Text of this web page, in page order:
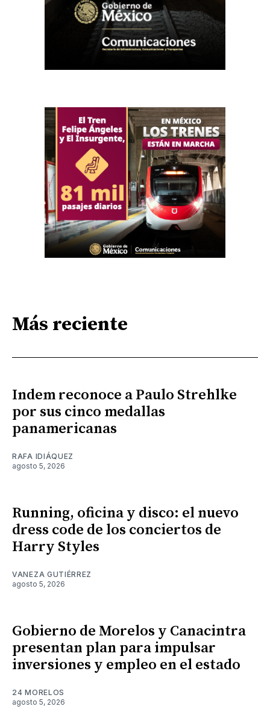
Más reciente
Indem reconoce a Paulo Strehlke
por sus cinco medallas
panamericanas
RAFA IDIÁQUEZ
agosto 5, 2026
Running, oficina y disco: el nuevo
dress code de los conciertos de
Harry Styles
VANEZA GUTIÉRREZ
agosto 5, 2026
Gobierno de Morelos y Canacintra
presentan plan para impulsar
inversiones y empleo en el estado
24 MORELOS
agosto 5, 2026